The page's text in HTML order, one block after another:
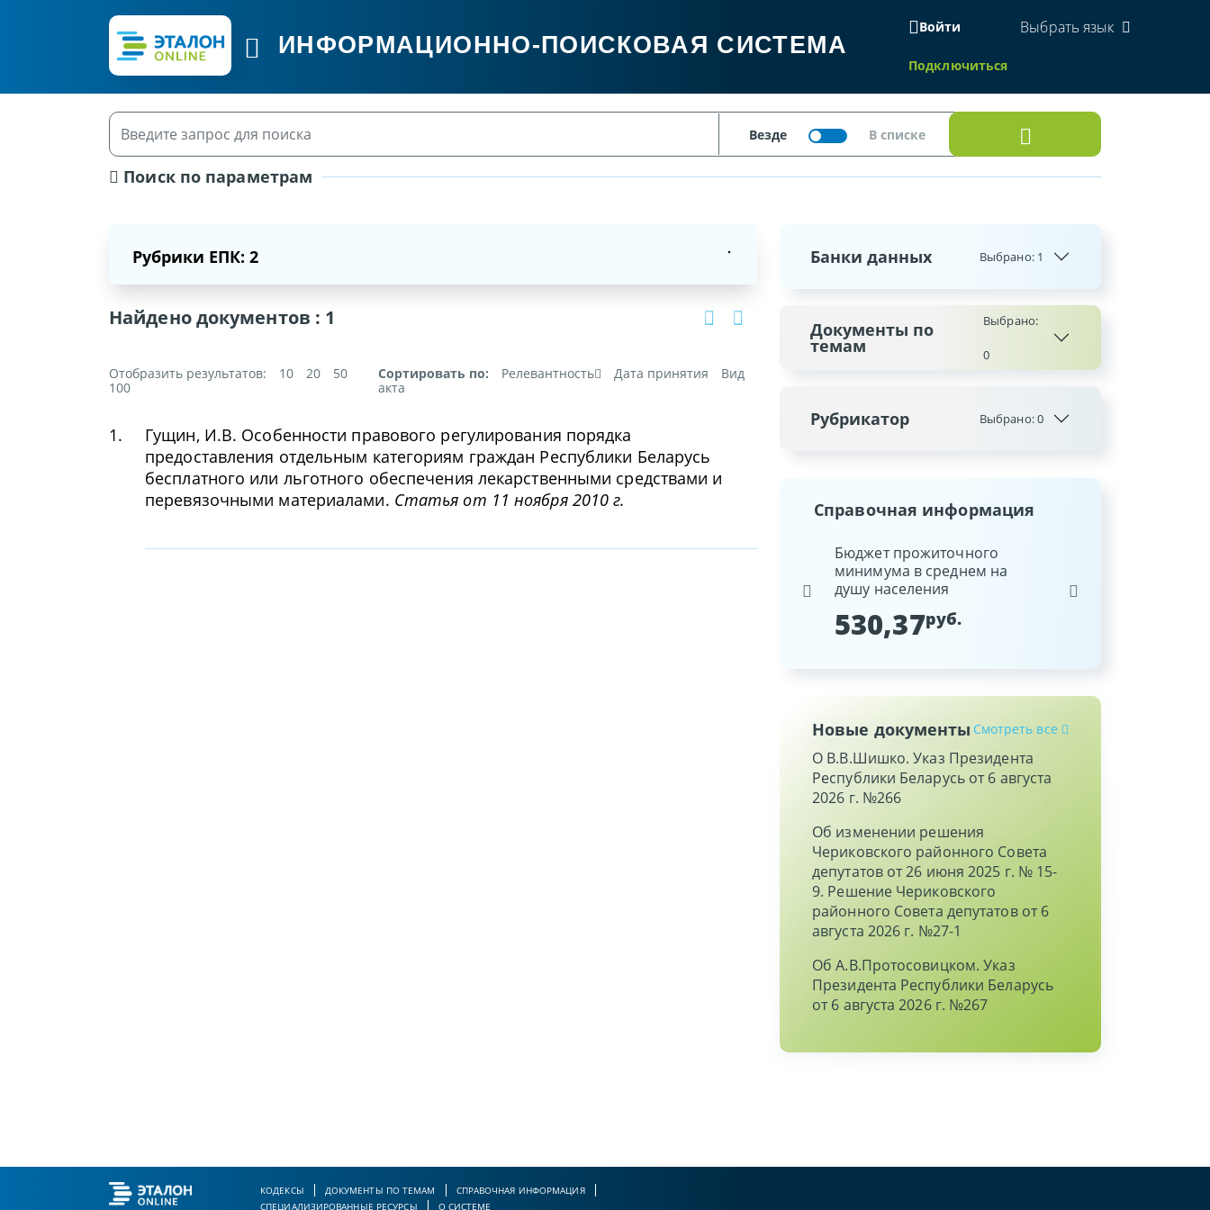
ИНФОРМАЦИОННО-ПОИСКОВАЯ СИСТЕМА
Войти
Подключиться
Выбрать язык
Поиск по параметрам
Рубрики ЕПК: 2
Найдено документов : 1
Отобразить результатов: 10 20
50
100
Сортировать по: Релевантность Дата принятия
Вид
акта
1.
Гущин, И.В. Особенности правового регулирования порядка
предоставления отдельным категориям граждан Республики Беларусь
бесплатного или льготного обеспечения лекарственными средствами и
перевязочными материалами. Статья от 11 ноября 2010 г.
Банки данных Выбрано: 1
Документы по
темам
Выбрано:
0
Рубрикатор Выбрано:0
Справочная информация
Базовая арендная величина
Бюджет прожиточного
минимума в среднем на
душу населения
530,37руб.
Республики Беларусь
Новые документы Смотреть все
О В.В.Шишко. Указ Президента
Республики Беларусь от 6 августа
2026 г. №266
Об изменении решения
Чериковского районного Совета
депутатов от 26 июня 2025 г. № 15-
9. Решение Чериковского
районного Совета депутатов от 6
августа 2026 г. №27-1
Об А.В.Протосовицком. Указ
Президента Республики Беларусь
от 6 августа 2026 г. №267
КОДЕКСЫ ДОКУМЕНТЫ ПО ТЕМАМ
СПРАВОЧНАЯ ИНФОРМАЦИЯ
СПЕЦИАЛИЗИРОВАННЫЕ РЕСУРСЫ
О СИСТЕМЕ